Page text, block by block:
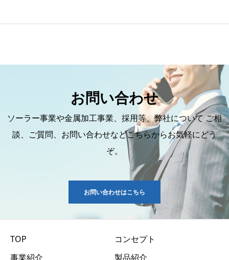
お問い合わせ
ソーラー事業や金属加工事業、採用等、弊社について ご相
談、ご質問、お問い合わせなどこちらからお気軽にどう
ぞ。
お問い合わせはこちら
TOP
コンセプト
事業紹介
製品紹介